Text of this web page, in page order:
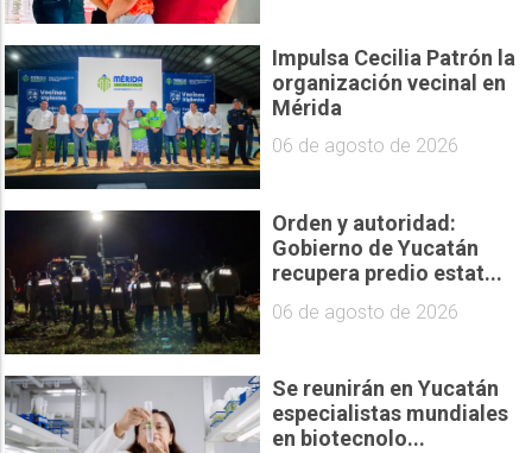
Impulsa Cecilia Patrón la
organización vecinal en
Mérida
06 de agosto de 2026
Orden y autoridad:
Gobierno de Yucatán
recupera predio estat...
06 de agosto de 2026
Se reunirán en Yucatán
especialistas mundiales
en biotecnolo...